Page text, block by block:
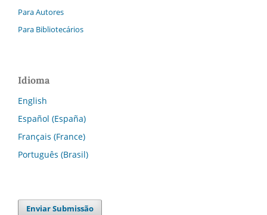
Para Autores
Para Bibliotecários
Idioma
English
Español (España)
Français (France)
Português (Brasil)
Enviar Submissão